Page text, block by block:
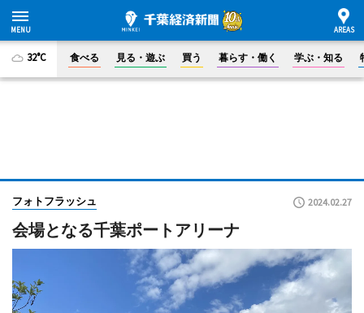
32°C 食べる 見る・遊ぶ 買う 暮らす・働く 学ぶ・知る
フォトフラッシュ 2024.02.27
会場となる千葉ポートアリーナ